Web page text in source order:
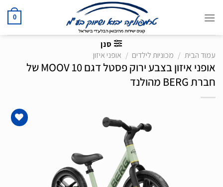
0
סנן
עמוד הבית
/ מכוניות לילדים / אופני איזון
אופני איזון בצבע ירוק פסטל דגם MOOV 10 של
חברת BERG מהולנד